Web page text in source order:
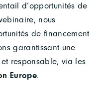
d’opportunités de
nous
de financement
garantissant une
responsable, via les
Europe.